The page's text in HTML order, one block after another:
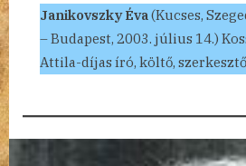
Janikovszky Éva(Kucses,
– Budapest, 2003. július 14.)
Attila-díjas író, költő,